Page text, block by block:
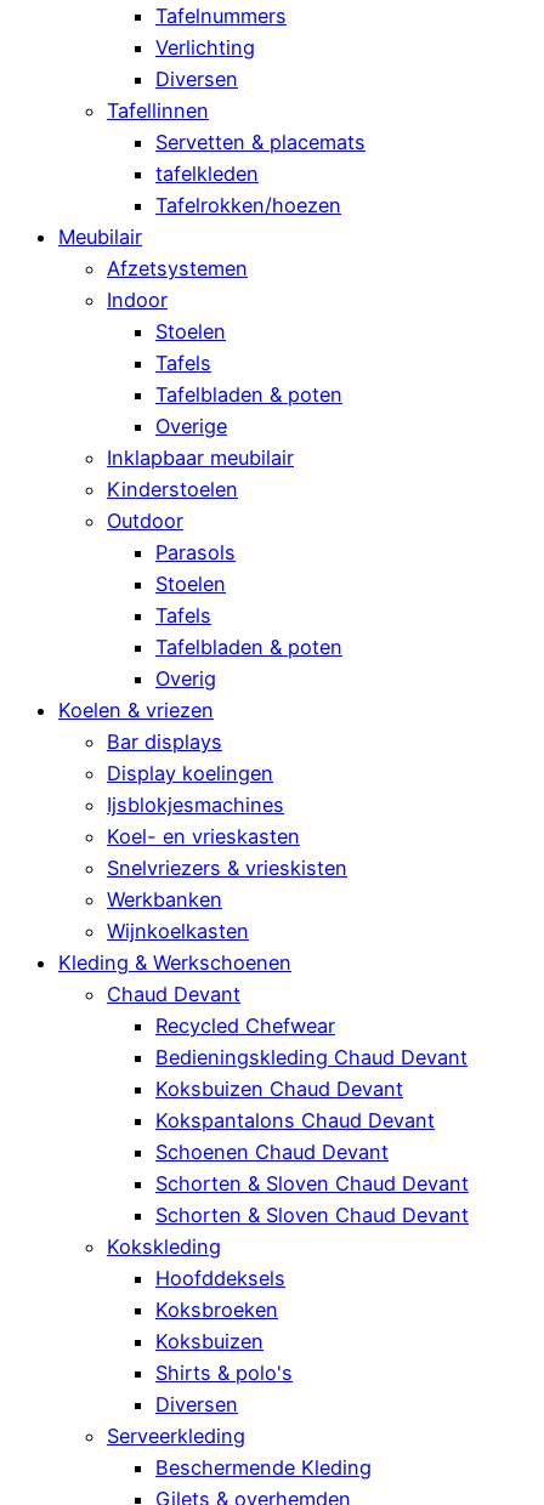
Tafelnummers
Verlichting
Diversen
Tafellinnen
Servetten & placemats
tafelkleden
Tafelrokken/hoezen
Meubilair
Afzetsystemen
Indoor
Stoelen
Tafels
Tafelbladen & poten
Overige
Inklapbaar meubilair
Kinderstoelen
Outdoor
Parasols
Stoelen
Tafels
Tafelbladen & poten
Overig
Koelen & vriezen
Bar displays
Display koelingen
Ijsblokjesmachines
Koel- en vrieskasten
Snelvriezers & vrieskisten
Werkbanken
Wijnkoelkasten
Kleding & Werkschoenen
Chaud Devant
Recycled Chefwear
Bedieningskleding Chaud Devant
Koksbuizen Chaud Devant
Kokspantalons Chaud Devant
Schoenen Chaud Devant
Schorten & Sloven Chaud Devant
Schorten & Sloven Chaud Devant
Kokskleding
Hoofddeksels
Koksbroeken
Koksbuizen
Shirts & polo's
Diversen
Serveerkleding
Beschermende Kleding
Gilets & overhemden